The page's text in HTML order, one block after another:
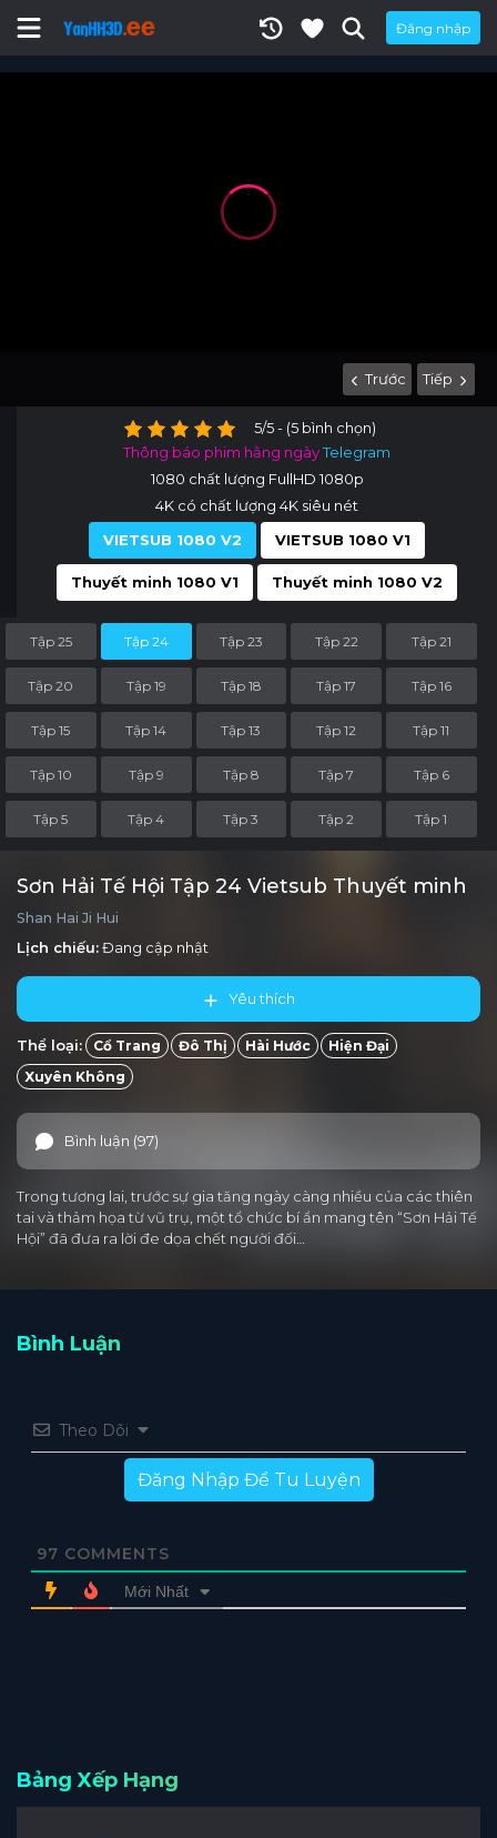
Đăng nhập
Trước Tiếp
5/5 - (5 bình chọn)
Thông báo phim hằng ngàyTelegram
1080 chất lượng FullHD 1080p
4K có chất lượng 4K siêu nét
VIETSUB 1080 V2
VIETSUB 1080 V1
Thuyết minh 1080 V1 Thuyết minh 1080 V2
Tập 25 Tập 24 Tập 23 Tập 22 Tập 21
Tập 20 Tập 19 Tập 18 Tập 17 Tập 16
Tập 15 Tập 14 Tập 13 Tập 12 Tập 11
Tập 10 Tập 9 Tập 8 Tập 7 Tập 6
Tập 5 Tập 4 Tập 3 Tập 2 Tập 1
Sơn Hải Tế Hội Tập 24 Vietsub Thuyết minh
Shan Hai Ji Hui
Lịch chiếu:Đang cập nhật
Yêu thích
Thể loại: Cổ Trang Đô Thị Hài Hước
Hiện Đại
Xuyên Không
Bình luận (97)
Trong tương lai, trước sự gia tăng ngày càng nhiều của các thiên
tai và thảm họa từ vũ trụ, một tổ chức bí ẩn mang tên “Sơn Hải Tế
Hội” đã đưa ra lời đe dọa chết người đối…
Bình Luận
Theo Dõi
Đăng Nhập Để Tu Luyện
97 COMMENTS
Mới Nhất
Bảng Xếp Hạng